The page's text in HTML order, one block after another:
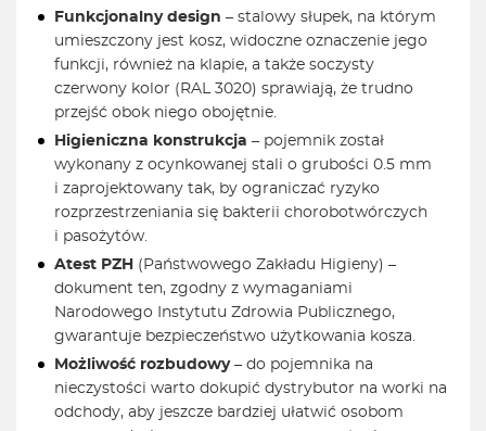
Funkcjonalny design – stalowy słupek, na którym
umieszczony jest kosz, widoczne oznaczenie jego
funkcji, również na klapie, a także soczysty
czerwony kolor (RAL 3020) sprawiają, że trudno
przejść obok niego obojętnie.
Higieniczna konstrukcja – pojemnik został
wykonany z ocynkowanej stali o grubości 0.5 mm
i zaprojektowany tak, by ograniczać ryzyko
rozprzestrzeniania się bakterii chorobotwórczych
i pasożytów.
Atest PZH (Państwowego Zakładu Higieny) –
dokument ten, zgodny z wymaganiami
Narodowego Instytutu Zdrowia Publicznego,
gwarantuje bezpieczeństwo użytkowania kosza.
Możliwość rozbudowy– do pojemnika na
nieczystości warto dokupić dystrybutor na worki na
odchody, aby jeszcze bardziej ułatwić osobom